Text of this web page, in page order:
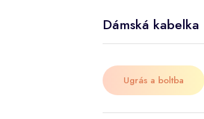
Dámská
Ugrás a boltba